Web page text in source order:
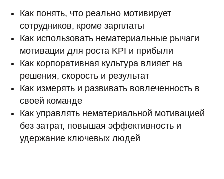
Как понять, что реально мотивирует
сотрудников, кроме зарплаты
Как использовать нематериальные рычаги
мотивации для роста KPI и прибыли
Как корпоративная культура влияет на
решения, скорость и результат
Как измерять и развивать вовлеченность в
своей команде
Как управлять нематериальной мотивацией
без затрат, повышая эффективность и
удержание ключевых людей